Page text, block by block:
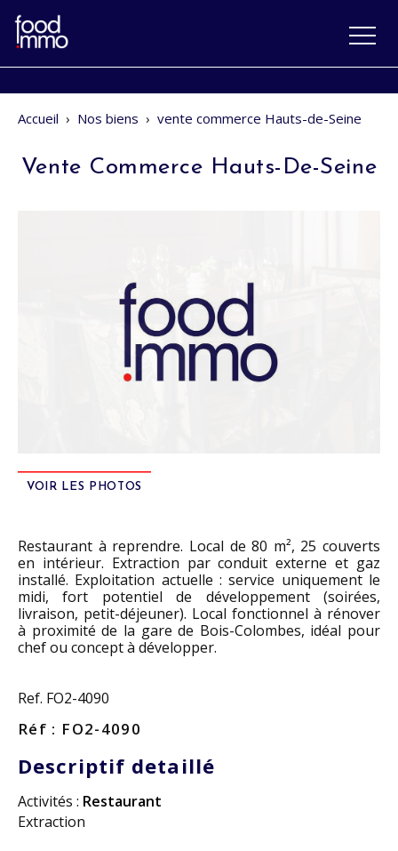
Accueil › Nos biens › vente commerce Hauts-de-Seine
Vente Commerce Hauts-De-Seine
VOIR LES PHOTOS
Restaurant à reprendre. Local de 80 m², 25 couverts
en intérieur. Extraction par conduit externe et gaz
installé. Exploitation actuelle : service uniquement le
midi, fort potentiel de développement (soirées,
livraison, petit-déjeuner). Local fonctionnel à rénover
à proximité de la gare de Bois-Colombes, idéal pour
chef ou concept à développer.
Ref. FO2-4090
Réf : FO2-4090
Descriptif detaillé
Activités : Restaurant
Extraction